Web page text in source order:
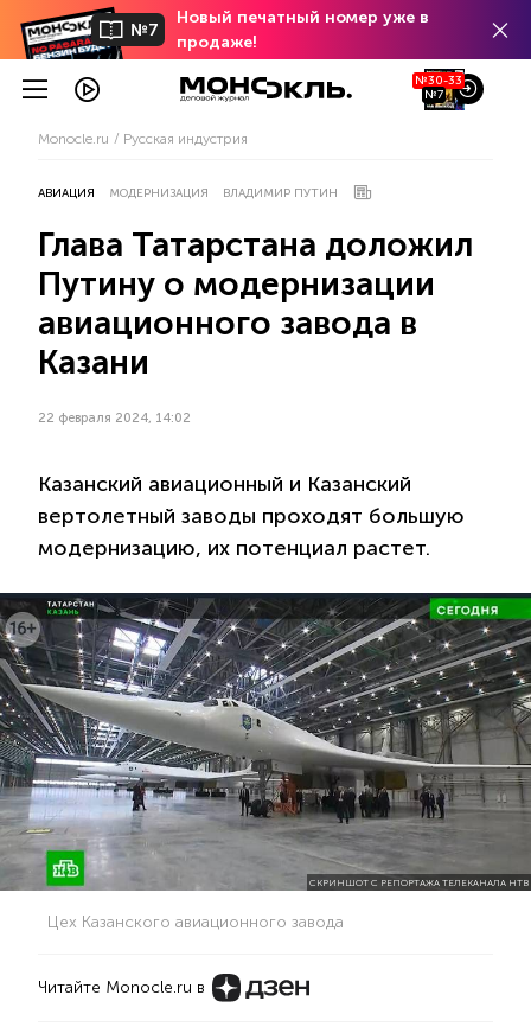
№7
Новый печатный номер уже в
продаже!
№30-33
№7
Monocle.ru Русская индустрия
АВИАЦИЯ МОДЕРНИЗАЦИЯ ВЛАДИМИР ПУТИН
Глава Татарстана доложил
Путину о модернизации
авиационного завода в
Казани
22 февраля 2024, 14:02
Казанский авиационный и Казанский
вертолетный заводы проходят большую
модернизацию, их потенциал растет.
СКРИНШОТ С РЕПОРТАЖА ТЕЛЕКАНАЛА НТВ
Цех Казанского авиационного завода
Читайте Monocle.ru в